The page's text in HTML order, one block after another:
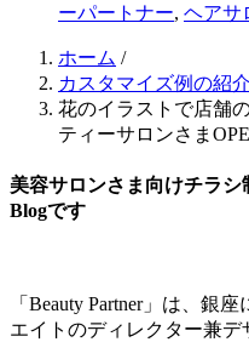
ーパートナー, ヘアサ
ホーム /
カスタマイズ例の紹介
花のイラストで店舗
ティーサロンさま
美容サロンさま向けチラ
Blogです
「Beauty Partner」は、銀
エイトのディレクター兼